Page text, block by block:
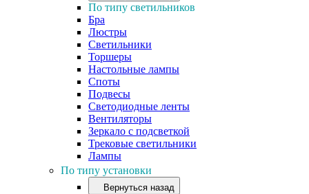
По типу светильников
Бра
Люстры
Светильники
Торшеры
Настольные лампы
Споты
Подвесы
Светодиодные ленты
Вентиляторы
Зеркало с подсветкой
Трековые светильники
Лампы
По типу установки
Вернуться назад